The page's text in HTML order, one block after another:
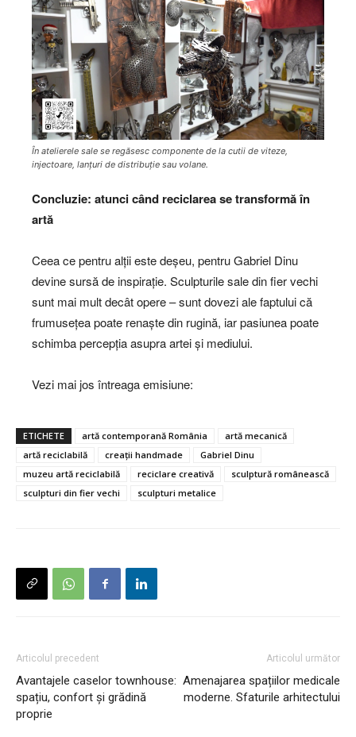
În atelierele sale se regăsesc componente de la cutii de viteze,
injectoare, lanțuri de distribuție sau volane.
Concluzie: atunci când reciclarea se transformă în
artă
Ceea ce pentru alții este deșeu, pentru Gabriel Dinu
devine sursă de inspirație. Sculpturile sale din fier vechi
sunt mai mult decât opere – sunt dovezi ale faptului că
frumusețea poate renaște din rugină, iar pasiunea poate
schimba percepția asupra artei și mediului.
Vezi mai jos întreaga emisiune:
ETICHETE artă contemporană România
artă mecanică
artă reciclabilă
creații handmade
Gabriel Dinu
muzeu artă reciclabilă
reciclare creativă
sculptură românească
sculpturi din fier vechi
sculpturi metalice
Articolul precedent
Avantajele caselor townhouse:
spațiu, confort și grădină
proprie
Articolul următor
Amenajarea spațiilor medicale
moderne. Sfaturile arhitectului